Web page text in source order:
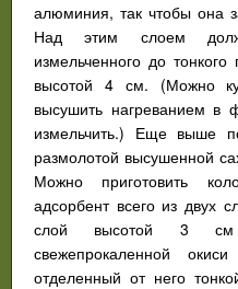
алюминия, так чтобы она
Над этим слоем
измельченного до
высотой 4 см. (Можно
высушить нагреванием в
измельчить.) Еще выше
размолотой высушенной
Можно приготовить
адсорбент всего из двух
слой высотой 3 см
свежепрокаленной
отделенный от него